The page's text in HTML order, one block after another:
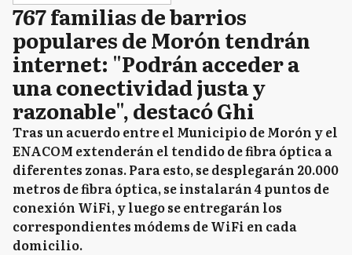
767 familias de barrios
populares de Morón tendrán
internet: "Podrán acceder a
una conectividad justa y
razonable", destacó Ghi
Tras un acuerdo entre el Municipio de Morón y el
ENACOM extenderán el tendido de fibra óptica a
diferentes zonas. Para esto, se desplegarán 20.000
metros de fibra óptica, se instalarán 4 puntos de
conexión WiFi, y luego se entregarán los
correspondientes módems de WiFi en cada
domicilio.